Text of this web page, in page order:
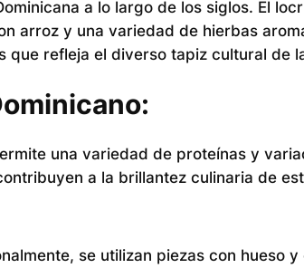
a lo largo de los siglos. El
arroz y una variedad de hierbas
refleja el diverso tapiz cultural de
una variedad de proteínas y
a la brillantez culinaria de
se utilizan piezas con hueso